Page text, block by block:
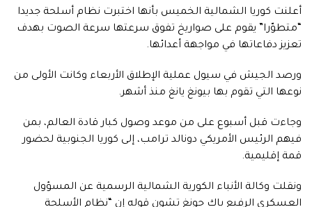
أعلنت كوريا الشمالية الخميس بأنها اختبرت نظام أسلحة جديدا
“متطوّرا” يقوم على صواريخ تفوق سرعتها سرعة الصوت بهدف
تعزيز دفاعاتها في مواجهة أعدائها.
ورصد الجيش في سيول عملية الإطلاق الأربعاء وكانت الأولى من
نوعها التي تقوم بها بيونغ يانغ منذ أشهر.
وجاءت قبل أسبوع على من موعد وصول كبار قادة العالم، بمن
فيهم الرئيس الأمريكي دونالد ترامب، إلى كوريا الجنوبية لحضور
قمة إقليمية.
ونقلت وكالة الأنباء الكورية الشمالية الرسمية عن المسؤول
العسكري الرفيع باك جونغ تشون قوله إن “نظام الأسلحة